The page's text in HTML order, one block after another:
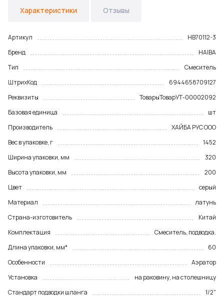
Характеристики Отзывы
Артикул
HB70112-3
Бренд
HAIBA
Тип
Смеситель
ШтрихКод
6944658709127
Реквизиты
ТоварыТоварУТ-00002092
Базовая единица
шт
Производитель
ХАЙБА РУС ООО
Вес в упаковке, г
1452
Ширина упаковки, мм
320
Высота упаковки, мм
200
Цвет
серый
Материал
латунь
Страна-изготовитель
Китай
Комплектация
Смеситель, подводка.
Длина упаковки, мм*
60
Особенности
Аэратор
Установка
на раковину, на столешницу
Стандарт подводки шланга
1/2"